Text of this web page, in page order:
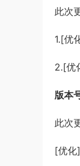
此次
1.[优
2.[优
版本
此次
[优化